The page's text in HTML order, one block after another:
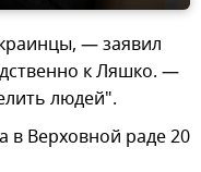
— заявил
к Ляшко. —
людей".
Верховной раде 20